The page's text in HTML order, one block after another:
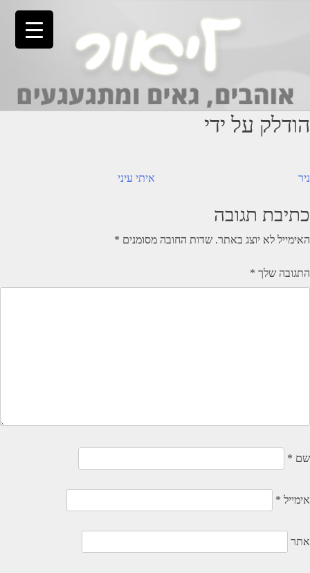
הודלק על ידי
ניווט איתי עיני ניר
כתיבת תגובה
האימייל לא יוצג באתר. שדות החובה מסומנים *
התגובה שלך *
שם *
אימייל *
אתר